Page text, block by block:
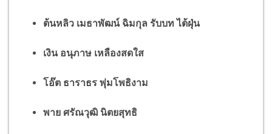
ต้นหลิว เมธาพัฒน์ ฉิมกุล รับบท ไต้ฝุ่น
เงิน อนุภาษ เหลืองสดใส
โอ๊ต ธาราธร พุ่มโพธิงาม
พาย ศรัณวุฒิ นิตยสุทธิ